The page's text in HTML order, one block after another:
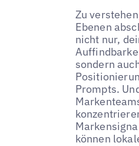
Zu
Ebenen
nicht nur,
sondern
Prompts.
können